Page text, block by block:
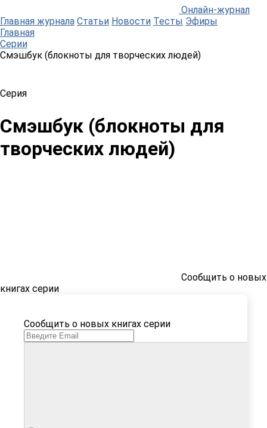
Онлайн-журнал
Главная журнала Статьи Новости Тесты Эфиры
Главная
Серии
Смэшбук (блокноты для творческих людей)
Серия
Смэшбук (блокноты для
творческих людей)
Сообщить о новых
книгах серии
Сообщить о новых книгах серии